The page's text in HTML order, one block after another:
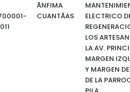
ÃNFIMA
CUANTÃAS
ELECTRICO
LOS
LA AV.
MARGEN
Y MARGEN
DE LA